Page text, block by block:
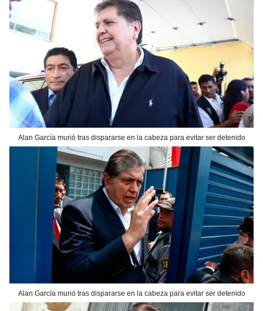
Alan García murió tras dispararse en la cabeza para evitar ser detenido
Alan García murió tras dispararse en la cabeza para evitar ser detenido